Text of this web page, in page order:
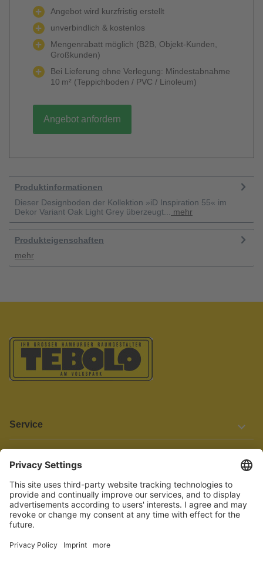
Angebot wird kurzfristig erstellt
unverbindlich & kostenlos
Mengenrabatt möglich (B2B, Objekt-Kunden,
Großkunden)
Bei Lieferung ohne Verlegung: Mindestabnahme
10 m² (Teppichboden / PVC / Linoleum)
Angebot anfordern
Produktinformationen
Dieser Designboden der Kollektion »iD Inspiration 55« im
Dekor Variant Oak Light Grey überzeugt...
mehr
Produkteigenschaften
mehr
Service
Informationen
Barrierefreiheit
Wir bemühen uns, unsere Website barrierefrei zu gestalten.
Einige Inhalte und Funktionen sind derzeit jedoch noch nicht
vollständig zugänglich. Wenn Sie auf Barrieren stoßen oder Hilfe
benötigen, kontaktieren Sie uns bitte unter service[at]knutzen.de.
Vertrag widerrufen